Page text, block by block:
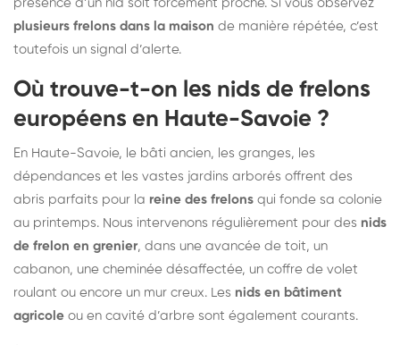
présence d’un nid soit forcément proche. Si vous observez
plusieurs frelons dans la maison de manière répétée, c’est
toutefois un signal d’alerte.
Où trouve-t-on les nids de frelons
européens en Haute-Savoie ?
En Haute-Savoie, le bâti ancien, les granges, les
dépendances et les vastes jardins arborés offrent des
abris parfaits pour la reine des frelons qui fonde sa colonie
au printemps. Nous intervenons régulièrement pour des nids
de frelon en grenier, dans une avancée de toit, un
cabanon, une cheminée désaffectée, un coffre de volet
roulant ou encore un mur creux. Les nids en bâtiment
agricole ou en cavité d’arbre sont également courants.